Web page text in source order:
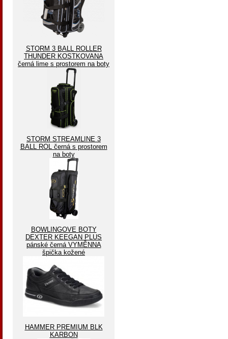
STORM 3 BALL ROLLER
THUNDER KOSTKOVANA
černá lime s prostorem na boty
STORM STREAMLINE 3
BALL ROL černá s prostorem
na boty
BOWLINGOVE BOTY
DEXTER KEEGAN PLUS
pánské černá VYMĚNNA
špička kožené
HAMMER PREMIUM BLK
KARBON